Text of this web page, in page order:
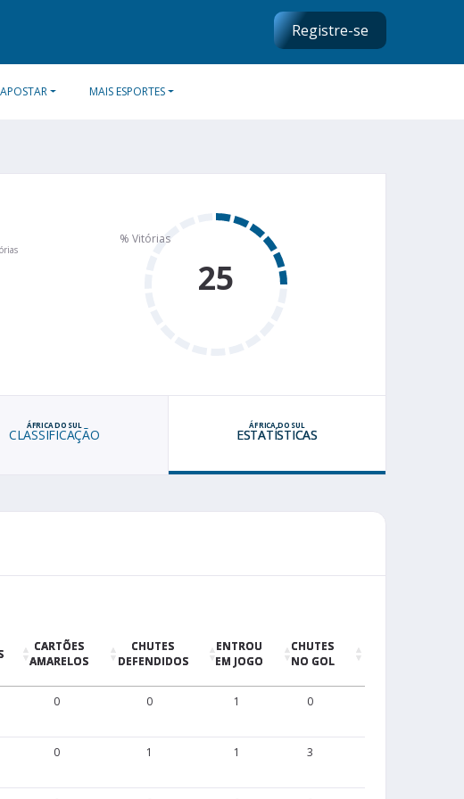
Registre-se
MAIS ESPORTES
25
ÁFRICA DO SUL
CLASSIFICAÇÃO
ÁFRICA DO SUL
ESTATÍSTICAS
CARTÕES
AMARELOS
CHUTES
DEFENDIDOS
ENTROU
EM JOGO
CHUTES
NO GOL
0 0 1 0
0 1 1 3